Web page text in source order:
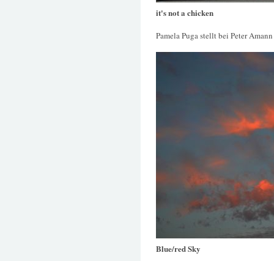
it's not a chicken
Pamela Puga stellt bei Peter
Blue/red Sky